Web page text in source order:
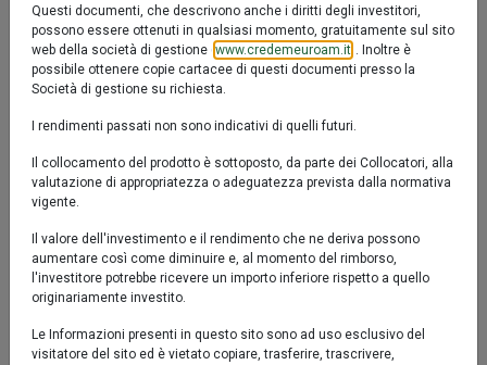
Fondo
set '25 nov '25 gen '26 mar '26 mag '26
2022 2026
Performance al 05/08/2026
Questi documenti, che descrivono anche i diritti degli investitori,
possono essere ottenuti in qualsiasi momento, gratuitamente sul sito
web della società di gestione ( www.credemeuroam.it ). Inoltre è
possibile ottenere copie cartacee di questi documenti presso la
Società di gestione su richiesta.
I rendimenti passati non sono indicativi di quelli futuri.
Il collocamento del prodotto è sottoposto, da parte dei Collocatori, alla
valutazione di appropriatezza o adeguatezza prevista dalla normativa
vigente.
Il valore dell'investimento e il rendimento che ne deriva possono
aumentare così come diminuire e, al momento del rimborso,
l'investitore potrebbe ricevere un importo inferiore rispetto a quello
originariamente investito.
Le Informazioni presenti in questo sito sono ad uso esclusivo del
visitatore del sito ed è vietato copiare, trasferire, trascrivere,